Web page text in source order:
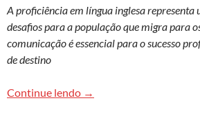
A proficiência em língua inglesa representa
desafios para a população que migra para
comunicação é essencial para o sucesso
de destino
Continue lendo Desafios linguísticos
→